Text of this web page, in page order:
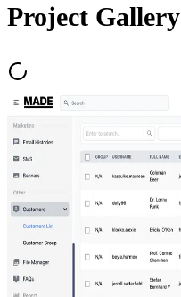
Project Gallery